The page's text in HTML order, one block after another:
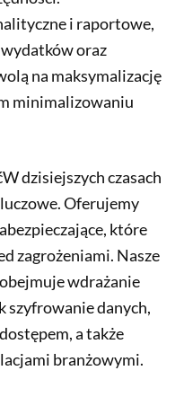
i raportowe,
oraz
na maksymalizację
minimalizowaniu
dzisiejszych czasach
Oferujemy
które
zagrożeniami. Nasze
wdrażanie
szyfrowanie danych,
a także
branżowymi.